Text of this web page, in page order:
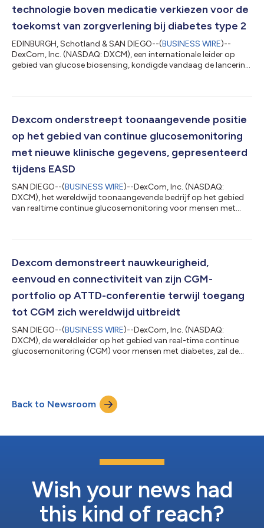
technologie boven medicatie verkiezen voor de
toekomst van zorgverlening bij diabetes type 2
EDINBURGH, Schotland & SAN DIEGO--(BUSINESS WIRE)--
DexCom, Inc. (NASDAQ: DXCM), een internationale leider op
gebied van glucose biosensing, kondigde vandaag de lancering
Middle East". De report is gebaseerd op een enquête bij meer
diabetes type 2 en gezondheiszorgprofessionals uit Duitsland,
Dexcom onderstreept toonaangevende positie
op het gebied van continue glucosemonitoring
met nieuwe klinische gegevens, gepresenteerd
tijdens EASD
SAN DIEGO--(BUSINESS WIRE)--DexCom, Inc. (NASDAQ:
DXCM), het wereldwijd toonaangevende bedrijf op het gebied
van realtime continue glucosemonitoring voor mensen met
onderstrepen. Verder heeft het bedrijf tijdens de 59e jaarlijkse
Diabetes, gehouden van 2 tot 6 oktober 2023 in Hamburg,
Duitsland, meer details gegeven over haar groei...
Dexcom demonstreert nauwkeurigheid,
eenvoud en connectiviteit van zijn CGM-
portfolio op ATTD-conferentie terwijl toegang
tot CGM zich wereldwijd uitbreidt
SAN DIEGO--(BUSINESS WIRE)--DexCom, Inc. (NASDAQ:
DXCM), de wereldleider op het gebied van real-time continue
glucosemonitoring (CGM) voor mensen met diabetes, zal de
Advanced Technologies and Treatments for Diabetes,
gehouden op 22 t/m 25 februari 2023 in Berlijn. "Vorig jaar
hebben we op ATTD voor het eerst ons uitgebre...
Back to Newsroom
Wish your news had
this kind of reach?